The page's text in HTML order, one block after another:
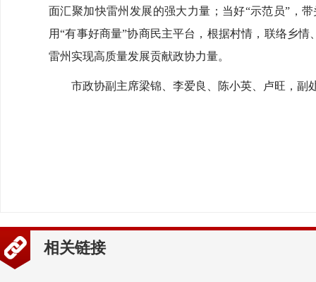
面汇聚加快雷州发展的强大力量；当好“示范员”，
用“有事好商量”协商民主平台，根据村情，联络乡
雷州实现高质量发展贡献政协力量。
市政协副主席梁锦、李爱良、陈小英、卢旺，副
相关链接